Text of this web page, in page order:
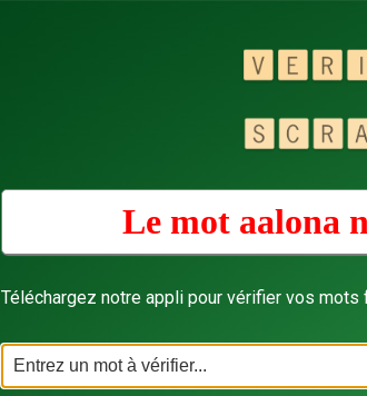
Le mot aalona
Téléchargez notre appli pour vérifier vos mots